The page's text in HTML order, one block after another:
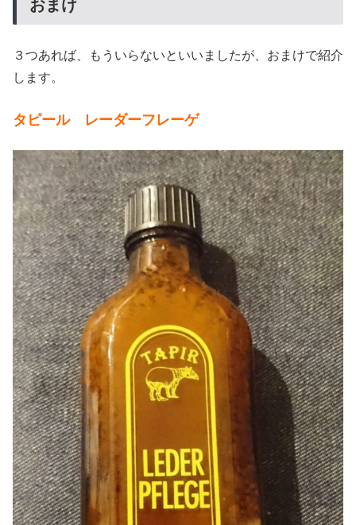
おまけ
３つあれば、もういらないといいましたが、おまけで紹介
します。
タピール レーダーフレーゲ